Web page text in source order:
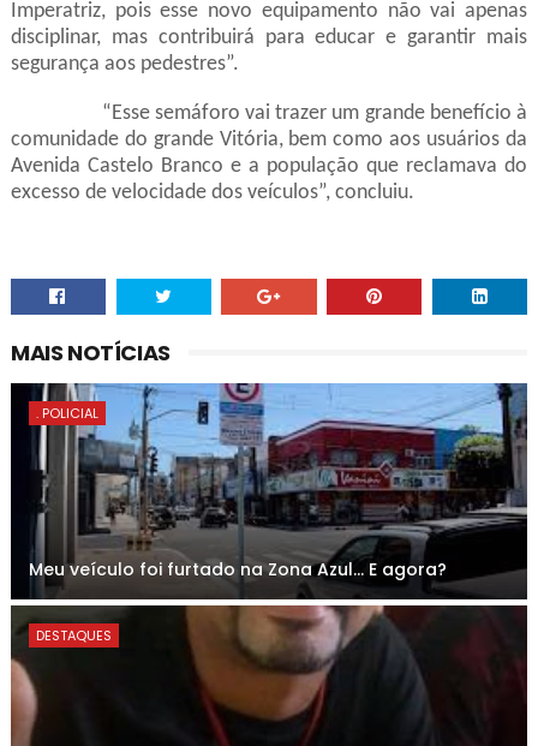
Imperatriz, pois esse novo equipamento não vai apenas
disciplinar, mas contribuirá para educar e garantir mais
segurança aos pedestres”.
“Esse semáforo vai trazer um grande benefício à
comunidade do grande Vitória, bem como aos usuários da
Avenida Castelo Branco e a população que reclamava do
excesso de velocidade dos veículos”, concluiu.
MAIS NOTÍCIAS
. POLICIAL
Meu veículo foi furtado na Zona Azul... E agora?
DESTAQUES